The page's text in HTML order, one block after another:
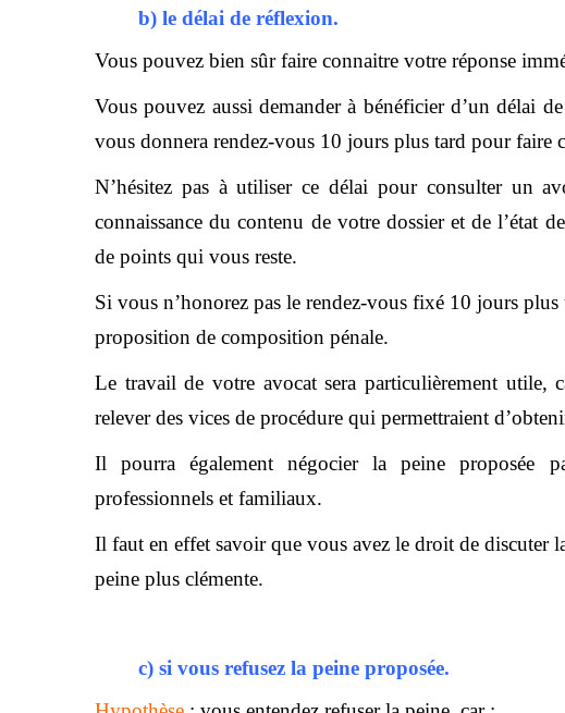
b) le délai de réflexion.
Vous pouvez bien sûr faire connaitre votre réponse
Vous pouvez aussi demander à bénéficier d’un délai
vous donnera rendez-vous 10 jours plus tard pour faire
N’hésitez pas à utiliser ce délai pour consulter un
connaissance du contenu de votre dossier et de l’état
de points qui vous reste.
Si vous n’honorez pas le rendez-vous fixé 10 jours
proposition de composition pénale.
Le travail de votre avocat sera particulièrement utile,
relever des vices de procédure qui permettraient
Il pourra également négocier la peine proposée
professionnels et familiaux.
Il faut en effet savoir que vous avez le droit de discuter
peine plus clémente.
c) si vous refusez la peine proposée.